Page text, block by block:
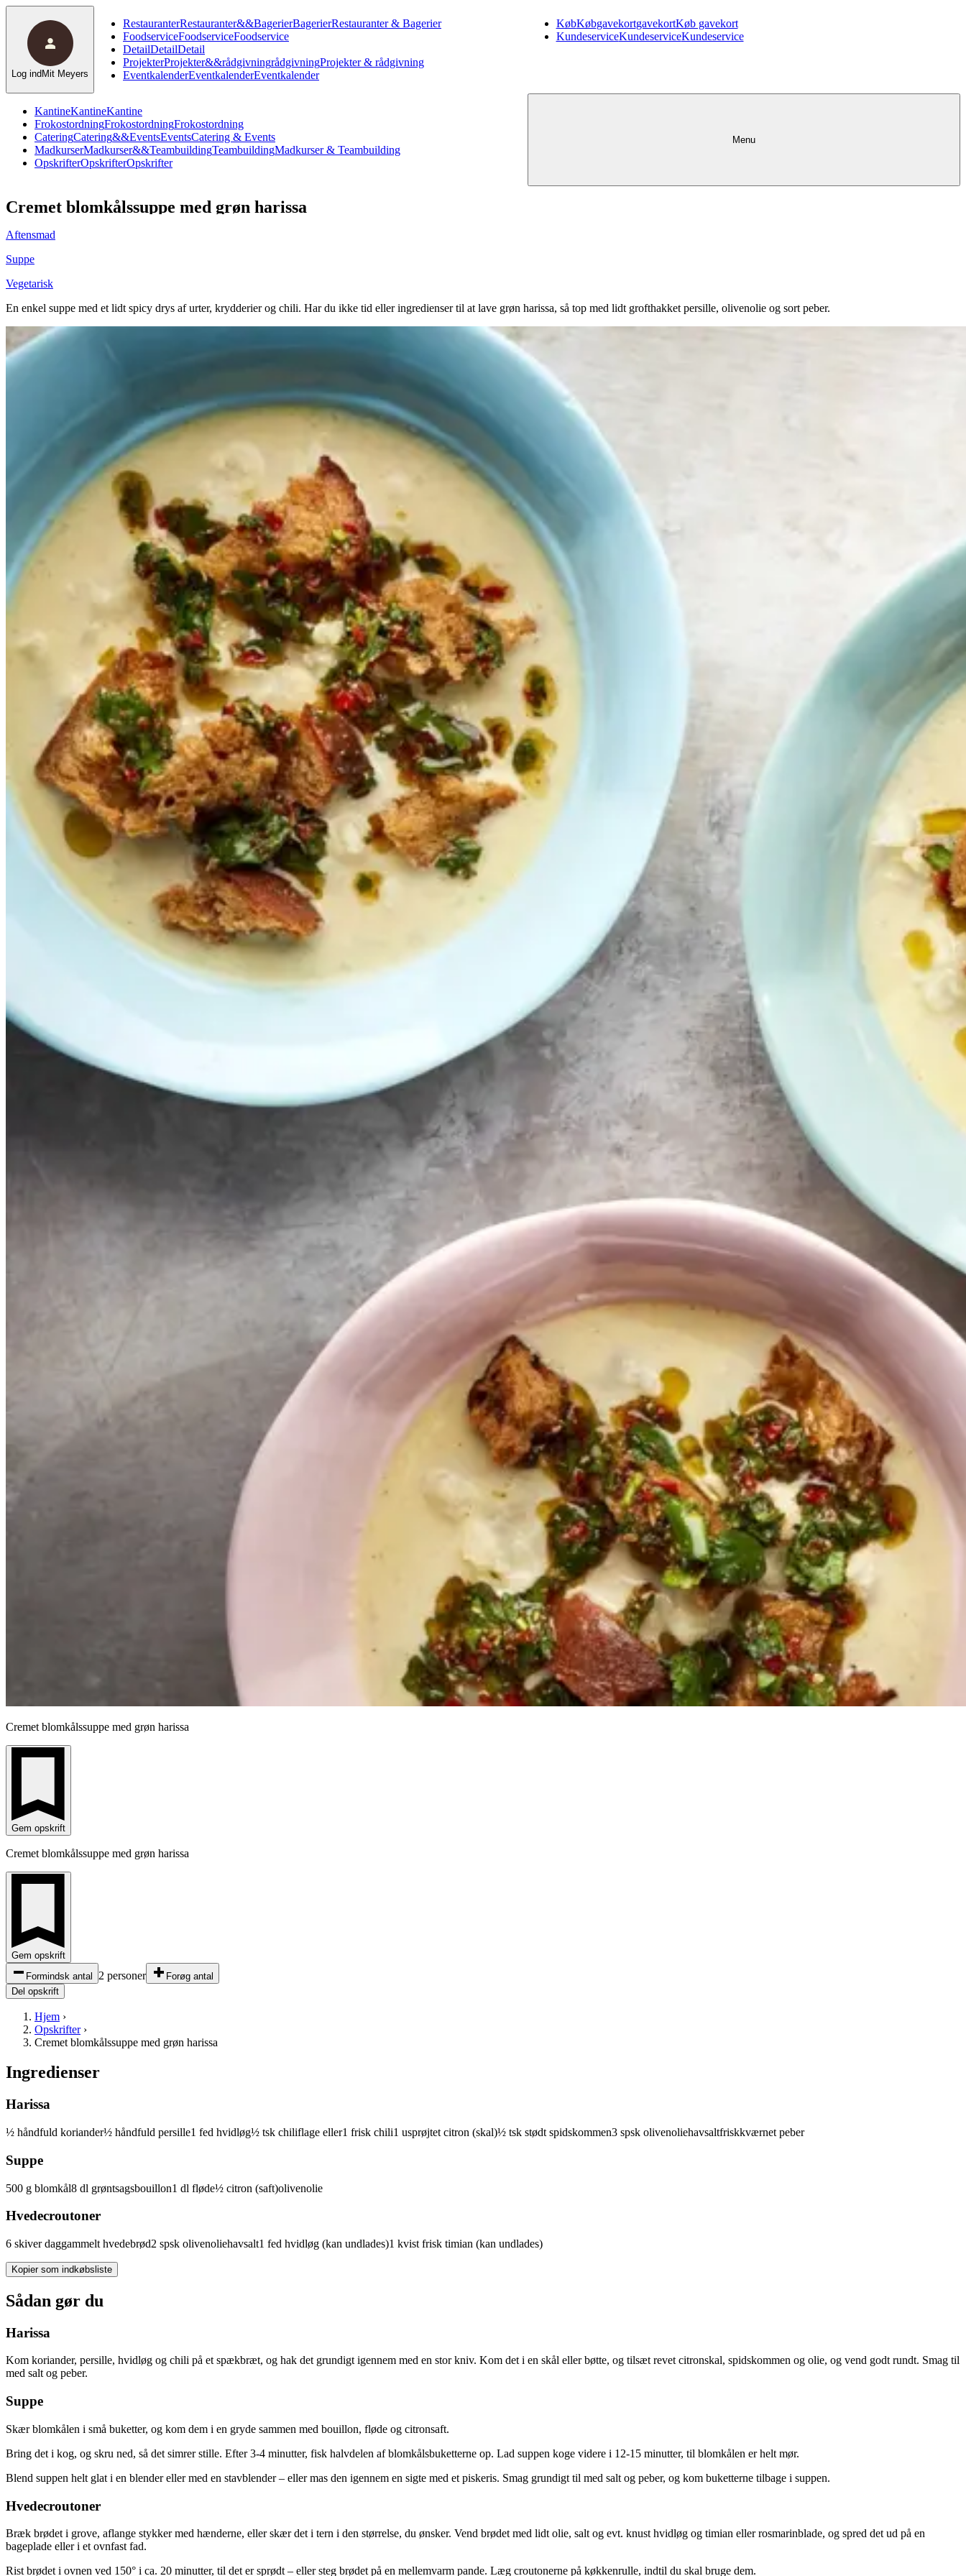
KantineKantineKantine
FrokostordningFrokostordningFrokostordning
CateringCatering&&EventsEventsCatering & Events
MadkurserMadkurser&&TeambuildingTeambuildingMadkurser & Teambuilding
OpskrifterOpskrifterOpskrifter
RestauranterRestauranter&&BagerierBagerierRestauranter & Bagerier
FoodserviceFoodserviceFoodservice
DetailDetailDetail
ProjekterProjekter&&rådgivningrådgivningProjekter & rådgivning
EventkalenderEventkalenderEventkalender
KøbKøbgavekortgavekortKøb gavekort
KundeserviceKundeserviceKundeservice
Log ind Mit Meyers
Menu
Cremet blomkålssuppe med grøn harissa
Aftensmad
Suppe
Vegetarisk
En enkel suppe med et lidt spicy drys af urter, krydderier og chili. Har du ikke tid eller ingredienser til at lave grøn harissa, så top med lidt grofthakket persille, olivenolie og sort peber.
Cremet blomkålssuppe med grøn harissa
Gem opskrift
Cremet blomkålssuppe med grøn harissa
Gem opskrift
Formindsk antal
2 personer
Forøg antal
Del opskrift
Hjem ›
Opskrifter›
Cremet blomkålssuppe med grøn harissa
Ingredienser
Harissa
½ håndfuld koriander½ håndfuld persille1 fed hvidløg½ tsk chiliflage eller1 frisk chili1 usprøjtet citron (skal)½ tsk stødt spidskommen3 spsk olivenoliehavsaltfriskkværnet peber
Suppe
500 g blomkål8 dl grøntsagsbouillon1 dl fløde½ citron (saft)olivenolie
Hvedecroutoner
6 skiver daggammelt hvedebrød2 spsk olivenoliehavsalt1 fed hvidløg (kan undlades)1 kvist frisk timian (kan undlades)
Kopier som indkøbsliste
Sådan gør du
Harissa
Kom koriander, persille, hvidløg og chili på et spækbræt, og hak det grundigt igennem med en stor kniv. Kom det i en skål eller bøtte, og tilsæt revet citronskal, spidskommen og olie, og vend godt rundt. Smag til
med salt og peber.
Suppe
Skær blomkålen i små buketter, og kom dem i en gryde sammen med bouillon, fløde og citronsaft.
Bring det i kog, og skru ned, så det simrer stille. Efter 3-4 minutter, fisk halvdelen af blomkålsbuketterne op. Lad suppen koge videre i 12-15 minutter, til blomkålen er helt mør.
Blend suppen helt glat i en blender eller med en stavblender – eller mas den igennem en sigte med et piskeris. Smag grundigt til med salt og peber, og kom buketterne tilbage i suppen.
Hvedecroutoner
Bræk brødet i grove, aflange stykker med hænderne, eller skær det i tern i den størrelse, du ønsker. Vend brødet med lidt olie, salt og evt. knust hvidløg og timian eller rosmarinblade, og spred det ud på en
bageplade eller i et ovnfast fad.
Rist brødet i ovnen ved 150° i ca. 20 minutter, til det er sprødt – eller steg brødet på en mellemvarm pande. Læg croutonerne på køkkenrulle, indtil du skal bruge dem.